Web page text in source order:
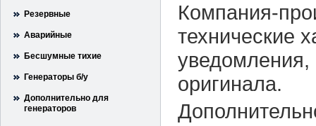
Резервные
Аварийные
Бесшумные тихие
Генераторы б/у
Дополнительно для
генераторов
Компания-
технические
уведомления,
оригинала.